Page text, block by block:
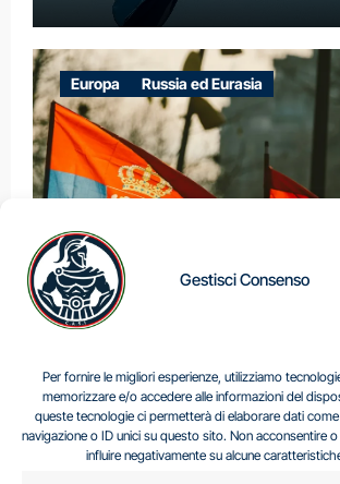
Gestisci Consenso
Per fornire le migliori esperienze, utilizziamo
memorizzare e/o accedere alle informazioni del
queste tecnologie ci permetterà di elaborare dati
navigazione o ID unici su questo sito. Non acconsentire
influire negativamente su alcune
Europa Russia ed Eurasia
Centro Analisi e Studi Italus © Tutti i